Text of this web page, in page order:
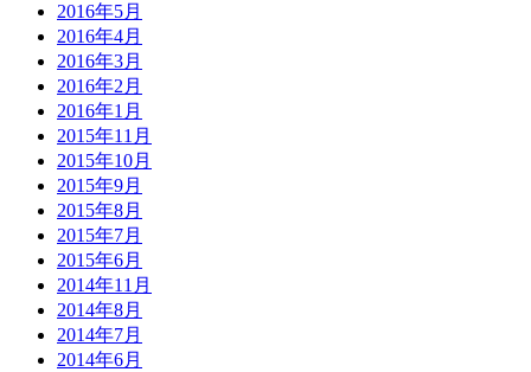
2016年5月
2016年4月
2016年3月
2016年2月
2016年1月
2015年11月
2015年10月
2015年9月
2015年8月
2015年7月
2015年6月
2014年11月
2014年8月
2014年7月
2014年6月